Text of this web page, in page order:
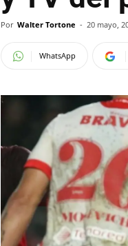
Por Walter Tortone - 20 mayo,
WhatsApp